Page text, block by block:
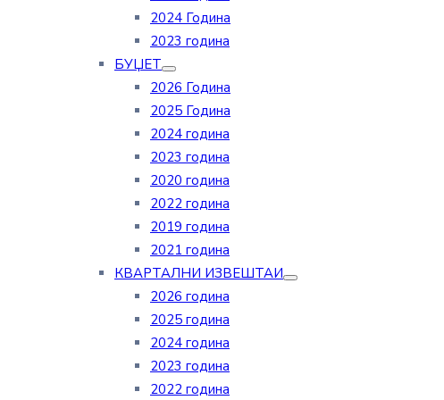
2024 Година
2023 година
БУЏЕТ
2026 Година
2025 Година
2024 година
2023 година
2020 година
2022 година
2019 година
2021 година
КВАРТАЛНИ ИЗВЕШТАИ
2026 година
2025 година
2024 година
2023 година
2022 година